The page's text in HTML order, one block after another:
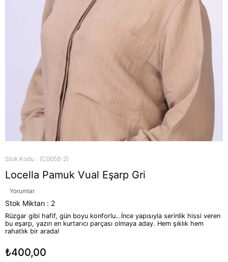
Stok Kodu (C0058-2)
Locella Pamuk Vual Eşarp Gri
Yorumlar
Stok Miktarı : 2
Rüzgar gibi hafif, gün boyu konforlu…İnce yapısıyla serinlik hissi veren
bu eşarp, yazın en kurtarıcı parçası olmaya aday. Hem şıklık hem
rahatlık bir arada!
₺400,00